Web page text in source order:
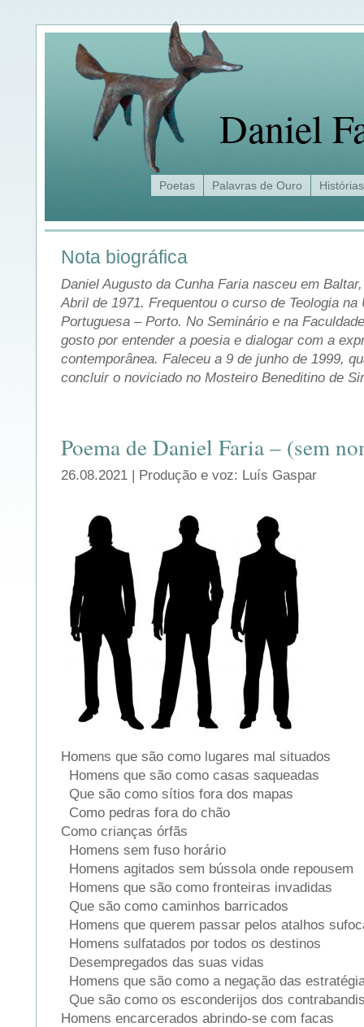
Daniel
Poetas Palavras de Ouro Histórias
Nota biográfica
Daniel Augusto da Cunha Faria nasceu em
Abril de 1971. Frequentou o curso de Teologia
Portuguesa – Porto. No Seminário e na
gosto por entender a poesia e dialogar com a
contemporânea. Faleceu a 9 de junho de 1999,
concluir o noviciado no Mosteiro Beneditino de
Poema de Daniel Faria – (sem
26.08.2021 | Produção e voz: Luís Gaspar
Homens que são como lugares mal situados
Homens que são como casas saqueadas
Que são como sítios fora dos mapas
Como pedras fora do chão
Como crianças órfãs
Homens sem fuso horário
Homens agitados sem bússola onde repousem
Homens que são como fronteiras invadidas
Que são como caminhos barricados
Homens que querem passar pelos atalhos
Homens sulfatados por todos os destinos
Desempregados das suas vidas
Homens que são como a negação das
Que são como os esconderijos dos
Homens encarcerados abrindo-se com facas